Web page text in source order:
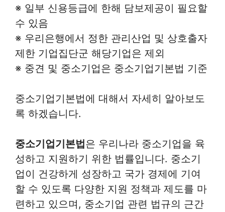
※ 일부 신용등급에 한해 담보제공이 필요할
수 있음
※ 우리은행에서 정한 관리산업 및 상호출자
제한 기업집단군 해당기업은 제외
※ 중견 및 중소기업은 중소기업기본법 기준
중소기업기본법에 대해서 자세히 알아보도
록 하겠습니다.
중소기업기본법은 우리나라 중소기업을 육
성하고 지원하기 위한 법률입니다. 중소기
업이 건강하게 성장하고 국가 경제에 기여
할 수 있도록 다양한 지원 정책과 제도를 마
련하고 있으며, 중소기업 관련 법규의 근간